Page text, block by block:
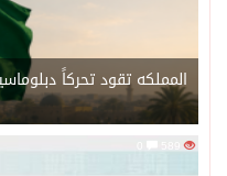
المملكه تقود تحركاً
589